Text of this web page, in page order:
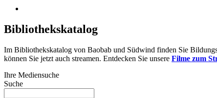
Bibliothekskatalog
Im Bibliothekskatalog von Baobab und Südwind finden Sie
können Sie jetzt auch streamen. Entdecken Sie unsere Filme zum
Ihre Mediensuche
Suche